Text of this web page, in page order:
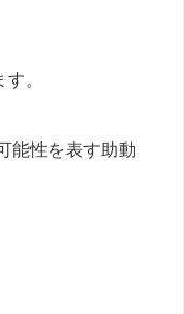
。
能性を表す助動